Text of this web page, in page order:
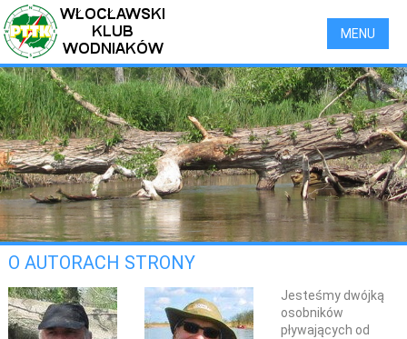
MENU
O AUTORACH STRONY
Jesteśmy dwójką
osobników
pływających od